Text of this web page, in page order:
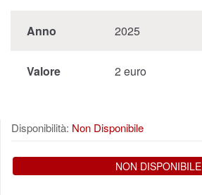
Anno 2025
Valore 2 euro
Disponibilità: Non Disponibile
NON DISPONIBILE